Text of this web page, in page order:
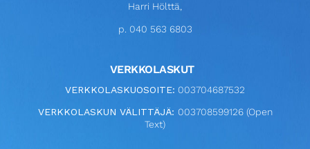
Harri Hölttä,
p. 040 563 6803
VERKKOLASKUT
VERKKOLASKUOSOITE: 003704687532
VERKKOLASKUN VÄLITTÄJÄ: 003708599126 (Open
Text)